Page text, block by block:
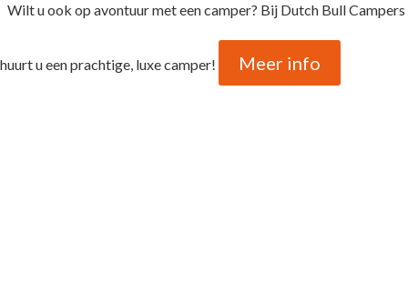
Wilt u ook op avontuur met een camper? Bij Dutch Bull Campers
huurt u een prachtige, luxe camper! Meer info